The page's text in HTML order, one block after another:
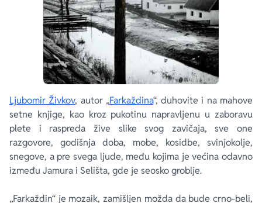
Ljubomir Živkov, autor „Farkaždina“, duhovite i na mahove
setne knjige, kao kroz pukotinu napravljenu u zaboravu
plete i raspreda žive slike svog zavičaja, sve one
razgovore, godišnja doba, mobe, kosidbe, svinjokolje,
snegove, a pre svega ljude, među kojima je većina odavno
između Jamura i Selišta, gde je seosko groblje.
„Farkaždin“ je mozaik, zamišljen možda da bude crno-beli,